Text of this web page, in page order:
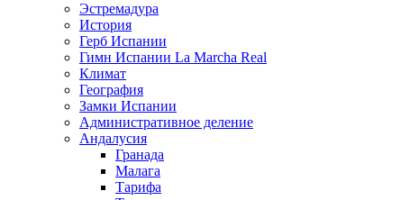
Эстремадура
История
Герб Испании
Гимн Испании La Marcha Real
Климат
География
Замки Испании
Административное деление
Андалусия
Гранада
Малага
Тарифа